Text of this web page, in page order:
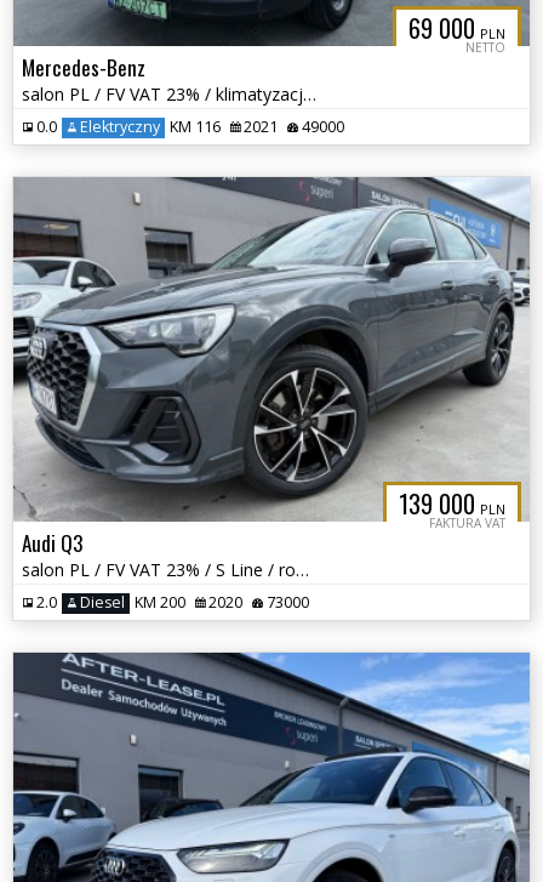
69 000 PLN
NETTO
Mercedes-Benz
salon PL / FV VAT 23% / klimatyzacja / grzane fotele /
0.0 Elektryczny KM 116 2021 49000
139 000 PLN
FAKTURA VAT
Audi Q3
salon PL / FV VAT 23% / S Line / roczna gwarancja / 200 KM / quattro /
2.0 Diesel KM 200 2020 73000